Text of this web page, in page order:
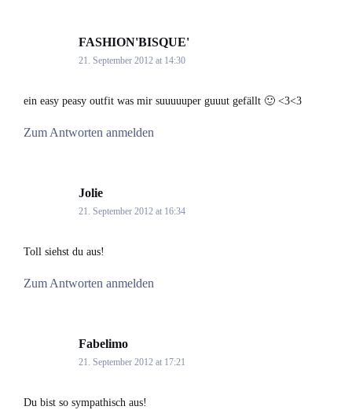
FASHION'BISQUE'
21. September 2012 at 14:30
ein easy peasy outfit was mir suuuuuper guuut gefällt 🙂 <3<3
Zum Antworten anmelden
Jolie
21. September 2012 at 16:34
Toll siehst du aus!
Zum Antworten anmelden
Fabelimo
21. September 2012 at 17:21
Du bist so sympathisch aus!